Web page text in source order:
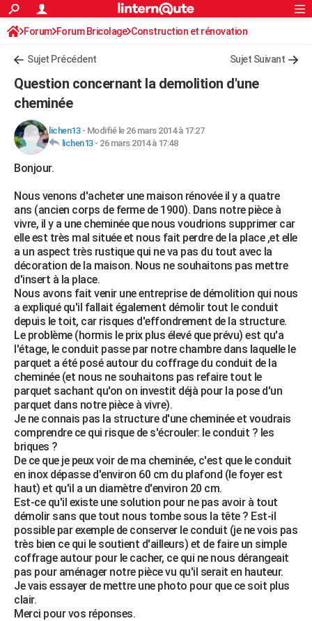
ACTUALITÉS
Politique
Société
Faits Divers
Education
Monde
Villes
+
Programme TV
Streaming
Cinéma
Sorties cinéma
Musique
FINANCE
Retraite
Impôts
Epargne
Immobilier
Risques naturels par ville
Banque
Assurance
Crédit
AUTO
Essais
Réserver un essai
Citadines
Berlines
SUV
Forum auto
HIGH-TECH
Forum
Aménagement intérieur
Extérieur
Cuisine
Salle de bains
Jardinage
Rangement
WEEK-END
Guides de France
Escapades
Patrimoine
Expositions
Musées
Week-end nature
+LIFESTYLE
Art de vivre
Bien-être
Loisirs
Mode
Modes de vie
SANTE
Alimentation
Guide de la santé
Maladies
Médicaments
Sommeil
VOYAGE
Destinations
City break
Voyage nature
Voyage de noces
Forum
Climat
+PHOTO
GUIDES D'ACHAT
BONS PLANS
CARTE DE VOEUX
Carte de Noël
Carte Bonne année
Carte Saint-Valentin
Carte Pâques
Carte d'anniversaire
DICTIONNAIRE
Dictionnaire
Biographies
Citations
Expressions
Proverbes
PROGRAMME TV
COPAINS D'AVANT
S'inscrire
Se connecter
Lycées
Collèges
Primaires
Universités
Entreprises
Service militaire
Avis de recherche
AVIS DE DÉCÈS
FORUM
Bricolage
Lifestyle
Culture
Sport
Auto
Television
Voyage
Cinema
Rechercher
S'inscrire
Connexion
Forum Forum Bricolage Construction et rénovation
Sujet Précédent Sujet Suivant
Question concernant la demolition d'une
cheminée
lichen13- Modifié le 26 mars 2014 à 17:27
lichen13- 26 mars 2014 à 17:48
Bonjour.
Nous venons d'acheter une maison rénovée il y a quatre
ans (ancien corps de ferme de 1900). Dans notre pièce à
vivre, il y a une cheminée que nous voudrions supprimer car
elle est très mal située et nous fait perdre de la place ,et elle
a un aspect très rustique qui ne va pas du tout avec la
décoration de la maison. Nous ne souhaitons pas mettre
d'insert à la place.
Nous avons fait venir une entreprise de démolition qui nous
a expliqué qu'il fallait également démolir tout le conduit
depuis le toit, car risques d'effondrement de la structure.
Le problème (hormis le prix plus élevé que prévu) est qu'a
l'étage, le conduit passe par notre chambre dans laquelle le
parquet a été posé autour du coffrage du conduit de la
cheminée (et nous ne souhaitons pas refaire tout le
parquet sachant qu'on on investit déjà pour la pose d'un
parquet dans notre pièce à vivre).
Je ne connais pas la structure d'une cheminée et voudrais
comprendre ce qui risque de s'écrouler: le conduit ? les
briques ?
De ce que je peux voir de ma cheminée, c'est que le conduit
en inox dépasse d'environ 60 cm du plafond (le foyer est
haut) et qu'il a un diamètre d'environ 20 cm.
Est-ce qu'il existe une solution pour ne pas avoir à tout
démolir sans que tout nous tombe sous la tête ? Est-il
possible par exemple de conserver le conduit (je ne vois pas
très bien ce qui le soutient d'ailleurs) et de faire un simple
coffrage autour pour le cacher, ce qui ne nous dérangeait
pas pour aménager notre pièce vu qu'il serait en hauteur.
Je vais essayer de mettre une photo pour que ce soit plus
clair.
Merci pour vos réponses.